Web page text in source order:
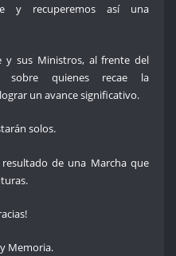
y recuperemos así una
y sus Ministros, al frente del
sobre quienes recae la
un avance significativo.
solos.
de una Marcha que
Memoria.